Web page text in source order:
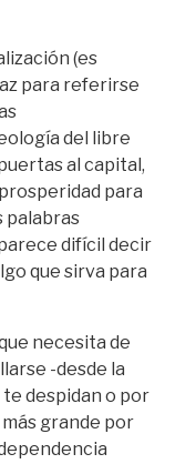
(es
para referirse
del libre
al capital,
para
palabras
difícil decir
que sirva para
necesita de
-desde la
te despidan o por
grande por